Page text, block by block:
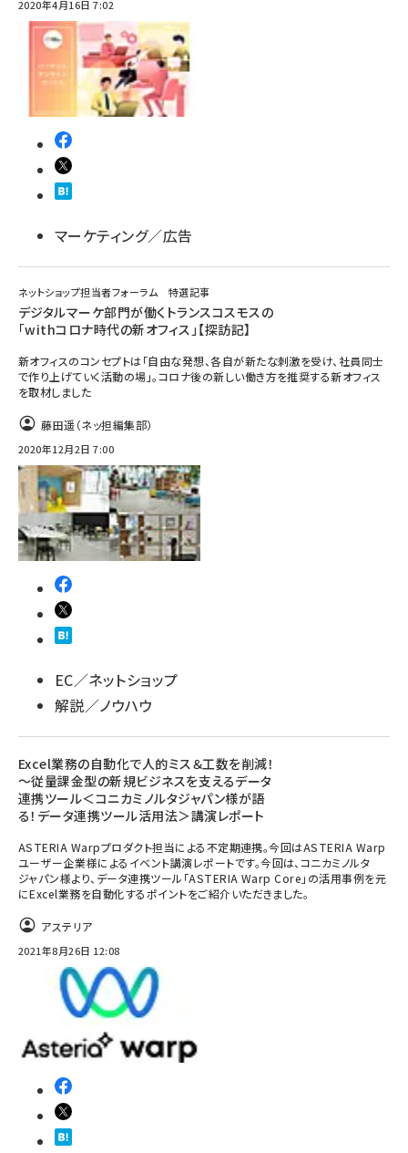
2020年4月16日 7:02
マーケティング／広告
ネットショップ担当者フォーラム 特選記事
デジタルマーケ部門が働くトランスコスモスの
「withコロナ時代の新オフィス」【探訪記】
新オフィスのコンセプトは「自由な発想、各自が新たな刺激を受け、社員同士
で作り上げていく活動の場」。コロナ後の新しい働き方を推奨する新オフィス
を取材しました
藤田遥（ネッ担編集部）
2020年12月2日 7:00
EC／ネットショップ
解説／ノウハウ
Excel業務の自動化で人的ミス＆工数を削減！
～従量課金型の新規ビジネスを支えるデータ
連携ツール＜コニカミノルタジャパン様が語
る！データ連携ツール活用法＞講演レポート
ASTERIA Warpプロダクト担当による不定期連携。今回はASTERIA Warp
ユーザー企業様によるイベント講演レポートです。今回は、コニカミノルタ
ジャパン様より、データ連携ツール「ASTERIA Warp Core」の活用事例を元
にExcel業務を自動化するポイントをご紹介いただきました。
アステリア
2021年8月26日 12:08